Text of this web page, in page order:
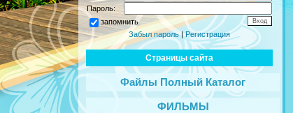
Пароль:
запомнить
Забыл пароль|Регистрация
Страницы сайта
Файлы Полный Каталог
ФИЛЬМЫ